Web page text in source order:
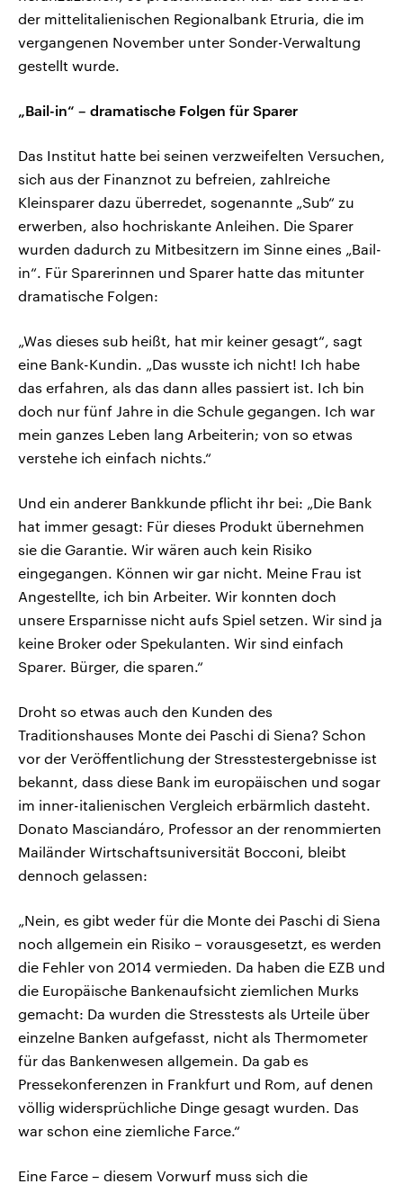
der mittelitalienischen Regionalbank Etruria, die im
vergangenen November unter Sonder-Verwaltung
gestellt wurde.
„Bail-in“ – dramatische Folgen für Sparer
Das Institut hatte bei seinen verzweifelten Versuchen,
sich aus der Finanznot zu befreien, zahlreiche
Kleinsparer dazu überredet, sogenannte „Sub“ zu
erwerben, also hochriskante Anleihen. Die Sparer
wurden dadurch zu Mitbesitzern im Sinne eines „Bail-
in“. Für Sparerinnen und Sparer hatte das mitunter
dramatische Folgen:
„Was dieses sub heißt, hat mir keiner gesagt“, sagt
eine Bank-Kundin. „Das wusste ich nicht! Ich habe
das erfahren, als das dann alles passiert ist. Ich bin
doch nur fünf Jahre in die Schule gegangen. Ich war
mein ganzes Leben lang Arbeiterin; von so etwas
verstehe ich einfach nichts.“
Und ein anderer Bankkunde pflicht ihr bei: „Die Bank
hat immer gesagt: Für dieses Produkt übernehmen
sie die Garantie. Wir wären auch kein Risiko
eingegangen. Können wir gar nicht. Meine Frau ist
Angestellte, ich bin Arbeiter. Wir konnten doch
unsere Ersparnisse nicht aufs Spiel setzen. Wir sind ja
keine Broker oder Spekulanten. Wir sind einfach
Sparer. Bürger, die sparen.“
Droht so etwas auch den Kunden des
Traditionshauses Monte dei Paschi di Siena? Schon
vor der Veröffentlichung der Stresstestergebnisse ist
bekannt, dass diese Bank im europäischen und sogar
im inner-italienischen Vergleich erbärmlich dasteht.
Donato Masciandáro, Professor an der renommierten
Mailänder Wirtschaftsuniversität Bocconi, bleibt
dennoch gelassen:
„Nein, es gibt weder für die Monte dei Paschi di Siena
noch allgemein ein Risiko – vorausgesetzt, es werden
die Fehler von 2014 vermieden. Da haben die EZB und
die Europäische Bankenaufsicht ziemlichen Murks
gemacht: Da wurden die Stresstests als Urteile über
einzelne Banken aufgefasst, nicht als Thermometer
für das Bankenwesen allgemein. Da gab es
Pressekonferenzen in Frankfurt und Rom, auf denen
völlig widersprüchliche Dinge gesagt wurden. Das
war schon eine ziemliche Farce.“
Eine Farce – diesem Vorwurf muss sich die